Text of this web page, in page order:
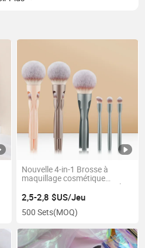
Nouvelle 4-in-1 Brosse à
maquillage cosmétique
innovante et pratique pour les
voyages
2,5-2,8 $US/Jeu
500 Sets(MOQ)